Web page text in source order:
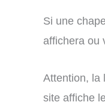
Si une
affichera ou
Attention, la
site affiche